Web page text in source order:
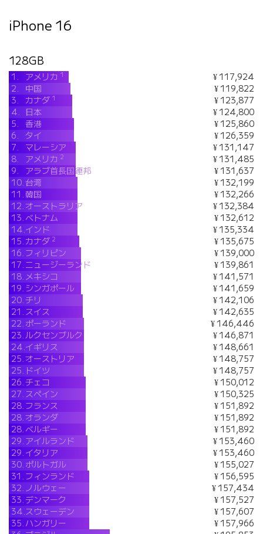
iPhone 16
128GB
1. アメリカ 1
¥ 117,924
2.
中国
¥ 119,822
3.
カナダ 1
¥ 123,877
4.
日本
¥ 124,800
5.
香港
¥ 125,860
6.
タイ
¥ 126,359
7.
マレーシア
¥ 131,147
8.
アメリカ 2
¥ 131,485
9.
アラブ首長国連邦
¥ 131,637
10.台湾
¥ 132,199
11.韓国
¥ 132,266
12.オーストラリア
¥ 132,384
13.ベトナム
¥ 132,612
14.インド
¥ 135,334
15.カナダ 2
¥ 135,675
16. フィリピン
¥ 139,000
17. ニュージーランド
¥ 139,861
18. メキシコ
¥ 141,571
19. シンガポール
¥ 141,659
20.チリ
¥ 142,106
21. スイス
¥ 142,635
22. ポーランド
¥ 146,446
23.ルクセンブルク
¥ 146,871
24.イギリス
¥ 148,661
25.オーストリア
¥ 148,757
25. ドイツ
¥ 148,757
26.チェコ
¥ 150,012
27. スペイン
¥ 150,325
28. フランス
¥ 151,892
28.オランダ
¥ 151,892
28.ベルギー
¥ 151,892
29. アイルランド
¥ 153,460
29. イタリア
¥ 153,460
30. ポルトガル
¥ 155,027
31. フィンランド
¥ 156,595
32. ノルウェー
¥ 157,434
33.デンマーク
¥ 157,527
34.スウェーデン
¥ 157,607
35. ハンガリー
¥ 157,966